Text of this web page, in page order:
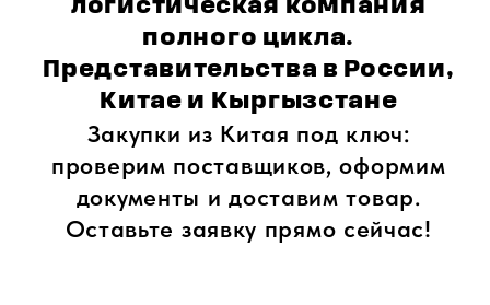
Представительства в России,
Китае и Кыргызстане
проверим поставщиков, оформим
документы и доставим товар.
Оставьте заявку прямо сейчас!
ОСТАВИТЬ ЗАЯВКУ